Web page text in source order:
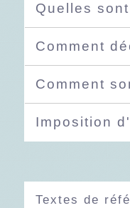
Quelles
Comment
Comment
Imposition
Textes de